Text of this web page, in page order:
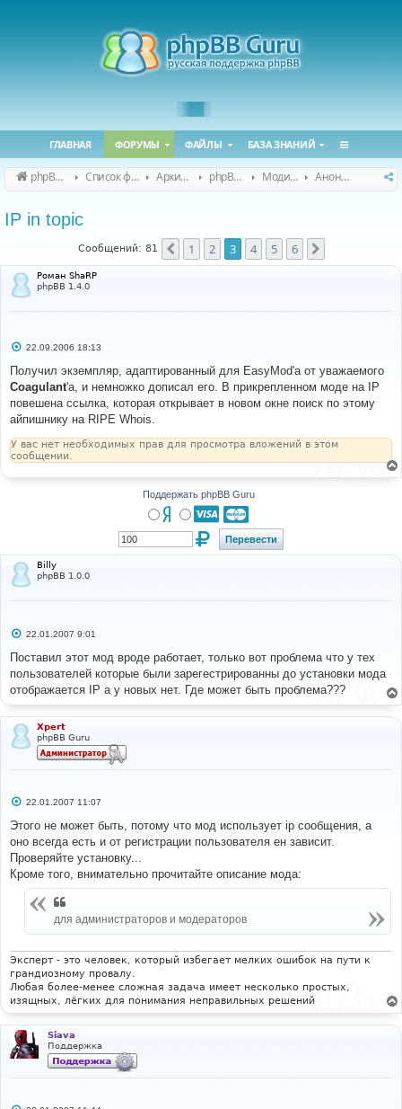
ГЛАВНАЯ ФОРУМЫ ФАЙЛЫ БАЗА ЗНАНИЙ
phpBB Guru Список форумов Архивные форумы phpBB 2.0.x (архив) Модификация phpBB 2.0.x Анонсы и поддержка модов для phpBB 2.0.x
IP in topic
Сообщений: 81 Пред.
1 2 3 4 5 6
Роман ShaRP
phpBB 1.4.0
С
о
б
щ
е
н
и
22.09.2006 18:13
Получил экземпляр, адаптированный для EasyMod'а от уважаемого
Coagulant'а, и немножко дописал его. В прикрепленном моде на IP
повешена ссылка, которая открывает в новом окне поиск по этому
айпишнику на RIPE Whois.
У вас нет необходимых прав для просмотра вложений в этом
сообщении.
Поддержать phpBB Guru
Billy
phpBB 1.0.0
С
о
б
щ
е
н
и
е
22.01.2007 9:01
Поставил этот мод вроде работает, только вот проблема что у тех
пользователей которые были зарегестрированны до установки мода
отображается IP а у новых нет. Где может быть проблема???
Xpert
phpBB Guru
С
о
б
щ
е
н
и
22.01.2007 11:07
Этого не может быть, потому что мод использует ip сообщения, а
оно всегда есть и от регистрации пользователя ен зависит.
Проверяйте установку...
Кроме того, внимательно прочитайте описание мода:
для администраторов и модераторов
Эксперт - это человек, который избегает мелких ошибок на пути к
грандиозному провалу.
Любая более-менее сложная задача имеет несколько простых,
изящных, лёгких для понимания неправильных решений
Siava
Поддержка